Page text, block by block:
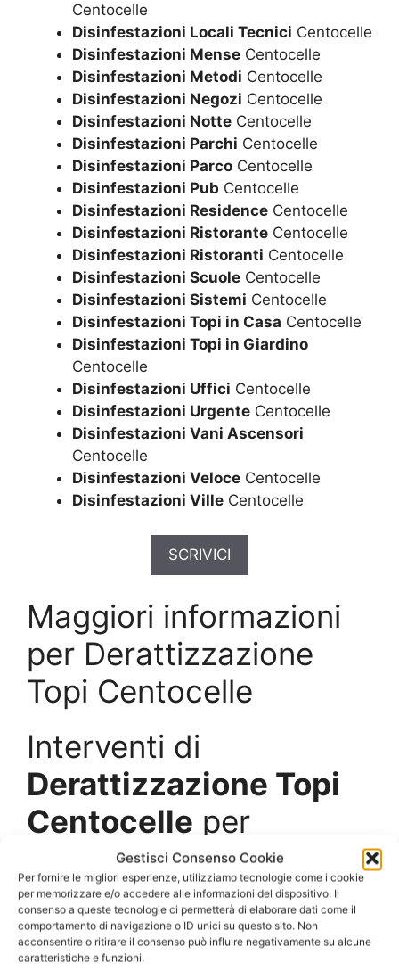
Gestisci Consenso Cookie
Per fornire le migliori esperienze, utilizziamo tecnologie come i cookie
per memorizzare e/o accedere alle informazioni del dispositivo. Il
consenso a queste tecnologie ci permetterà di elaborare dati come il
comportamento di navigazione o ID unici su questo sito. Non
acconsentire o ritirare il consenso può influire negativamente su alcune
caratteristiche e funzioni.
Centocelle
Disinfestazioni Locali Tecnici Centocelle
Disinfestazioni Mense Centocelle
Disinfestazioni Metodi Centocelle
Disinfestazioni Negozi Centocelle
Disinfestazioni Notte Centocelle
Disinfestazioni Parchi Centocelle
Disinfestazioni Parco Centocelle
Disinfestazioni Pub Centocelle
Disinfestazioni Residence Centocelle
Disinfestazioni Ristorante Centocelle
Disinfestazioni Ristoranti Centocelle
Disinfestazioni Scuole Centocelle
Disinfestazioni Sistemi Centocelle
Disinfestazioni Topi in Casa Centocelle
Disinfestazioni Topi in Giardino
Centocelle
Disinfestazioni Uffici Centocelle
Disinfestazioni Urgente Centocelle
Disinfestazioni Vani Ascensori
Centocelle
Disinfestazioni Veloce Centocelle
Disinfestazioni Ville Centocelle
SCRIVICI
Maggiori informazioni
per Derattizzazione
Topi Centocelle
Interventi di
Derattizzazione Topi
Centocelle per
aziende e privati
La presenza dei topi nei centri urbani e negli
ambienti produttivi e commerciali è piuttosto
diffusa, in quanto le caratteristiche di questo